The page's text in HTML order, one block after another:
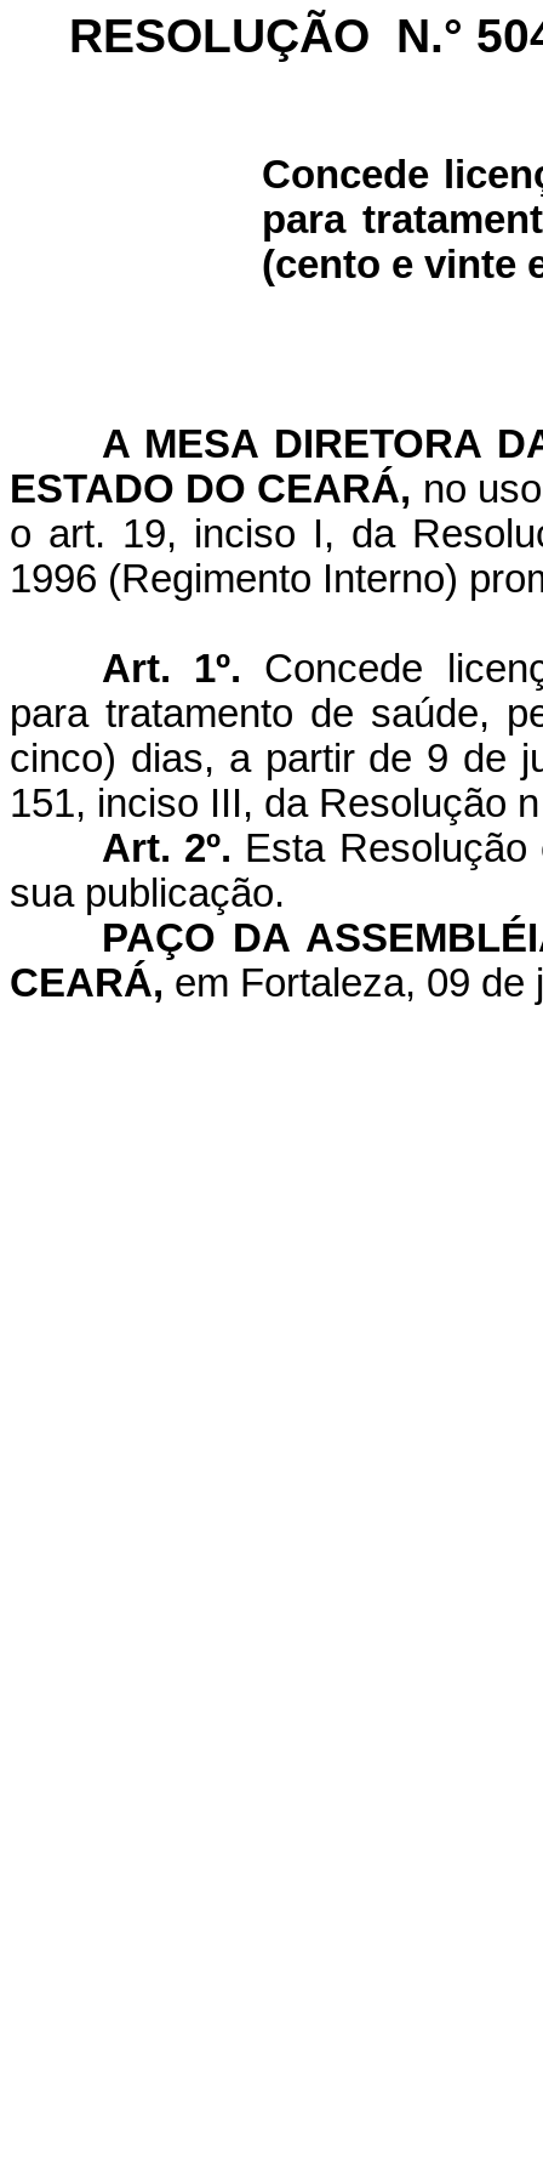
RESOLUÇÃO N.°
Concede
para
(cento e vinte
A MESA DIRETORA
ESTADO DO CEARÁ, no
o art. 19, inciso I, da
1996 (Regimento Interno)
Art. 1º. Concede
para tratamento de saúde,
cinco) dias, a partir de 9 de
151, inciso III, da Resolução
Art. 2º. Esta
sua publicação.
PAÇO DA
CEARÁ, em Fortaleza, 09 de